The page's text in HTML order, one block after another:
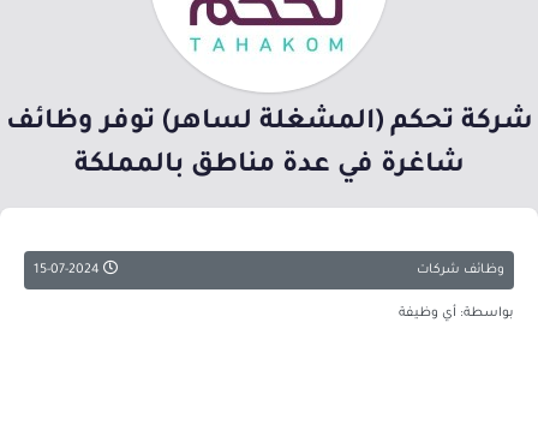
شركة تحكم (المشغلة لساهر) توفر وظائف
شاغرة في عدة مناطق بالمملكة
وظائف شركات
بواسطة: أي وظيفة